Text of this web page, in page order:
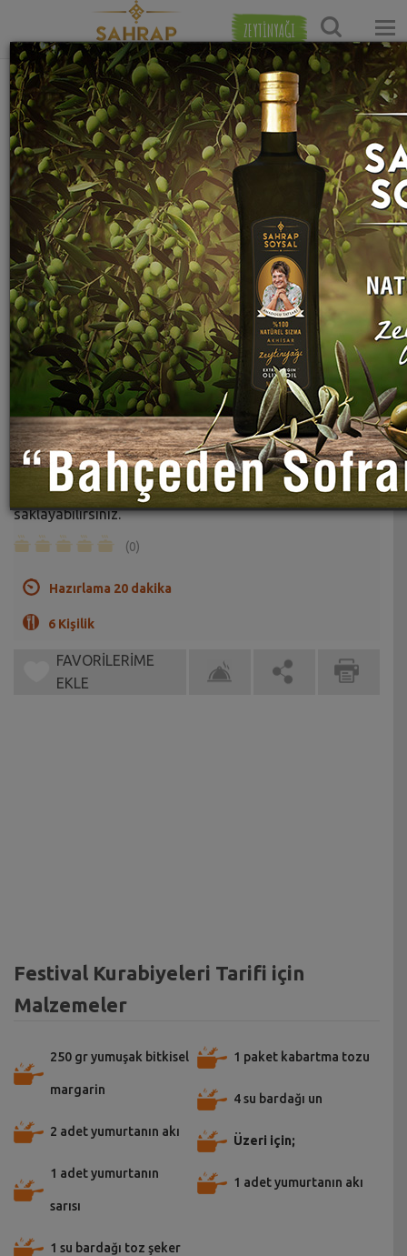
ZEYTİNYAĞI
Ana Sayfa Tatlı Tarifleri
Festival Kurabiyeleri Tarifi
Sahrap Soysal
Bu kurabiyeleri ağzı kapalı kutuda uzun süre
saklayabilirsiniz.
(0)
Hazırlama 20 dakika
6 Kişilik
FAVORİLERİME
EKLE
Festival Kurabiyeleri Tarifi için
Malzemeler
250 gr yumuşak bitkisel
margarin
2 adet yumurtanın akı
1 adet yumurtanın
sarısı
1 su bardağı toz şeker
1 paket kabartma tozu
4 su bardağı un
Üzeri için;
1 adet yumurtanın akı